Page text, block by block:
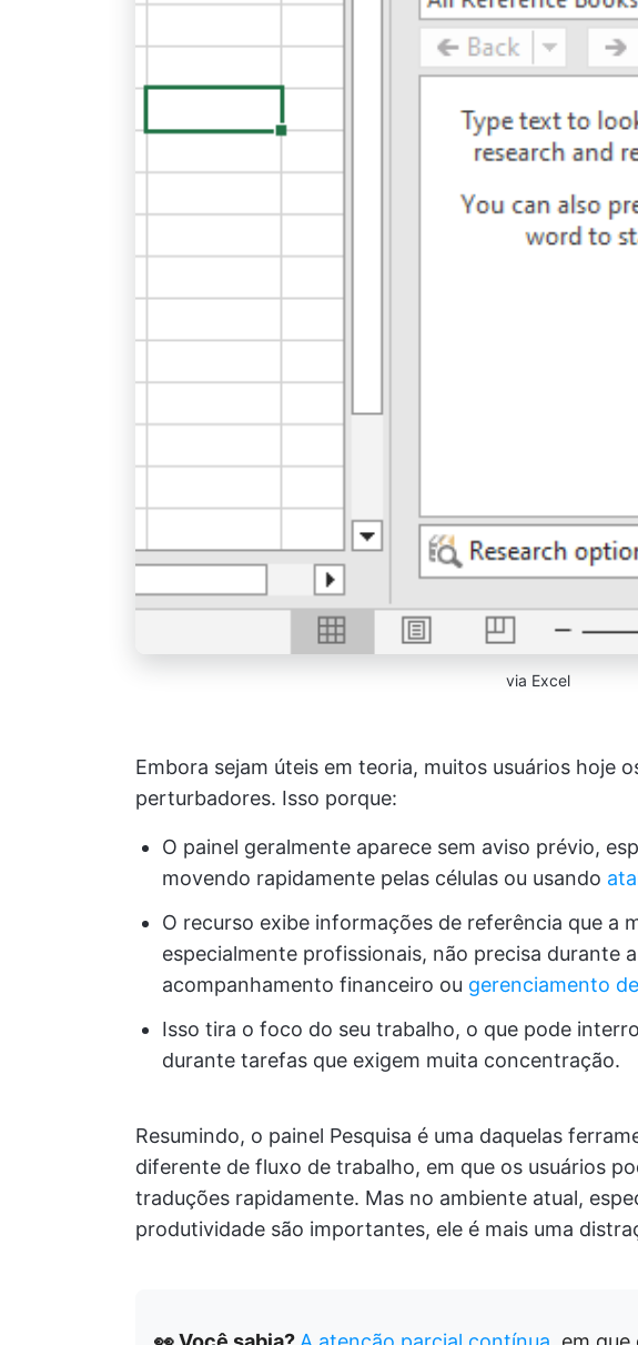
via Excel
Embora sejam úteis em teoria, muitos usuários hoje
perturbadores. Isso porque:
O painel geralmente aparece sem aviso prévio,
movendo rapidamente pelas células ou usando
O recurso exibe informações de referência que a
especialmente profissionais, não precisa durante
acompanhamento financeiro ou gerenciamento
Isso tira o foco do seu trabalho, o que pode
durante tarefas que exigem muita concentração.
Resumindo, o painel Pesquisa é uma daquelas
diferente de fluxo de trabalho, em que os usuários
traduções rapidamente. Mas no ambiente atual,
produtividade são importantes, ele é mais uma